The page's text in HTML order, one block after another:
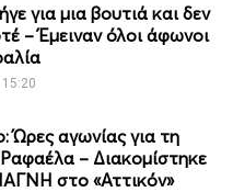
για μια βουτιά και δεν
– Έμειναν όλοι άφωνοι
Ώρες αγωνίας για τη
– Διακομίστηκε
στο «Αττικόν»